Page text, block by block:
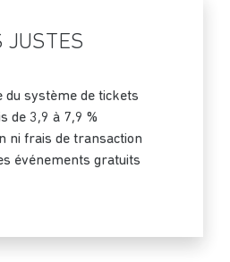
JUSTES
du système de tickets
de 3,9 à 7,9 %
ni frais de transaction
événements gratuits